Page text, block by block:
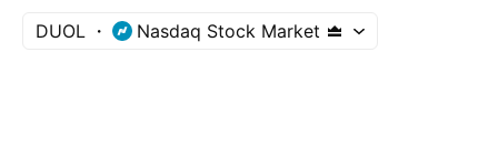
DUOL Nasdaq Stock Market